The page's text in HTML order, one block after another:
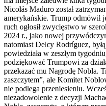
Nicolás Maduro został
amerykańskie. Trump odmówił
ruch ogłosił zwycięstwo w
2024 r., jako nowej
natomiast Delcy Rodríguez,
powiedziała w zeszłym
podziękować Trumpowi za
przekazać mu Nagrodę Nobla.
zaszczytem”, ale Komitet
nie podlega przeniesieniu.
niezadowolenie z decyzji